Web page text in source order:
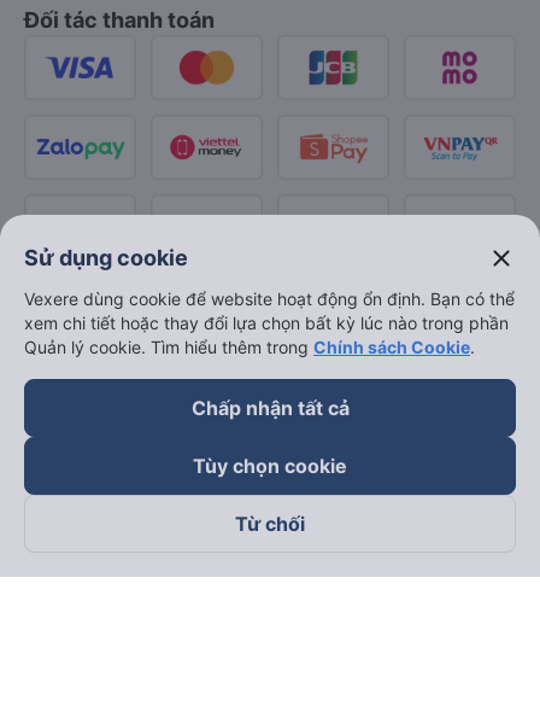
Đối tác thanh toán
Theo dõi chúng tôi trên
Sử dụng cookie close
Vexere dùng cookie để website hoạt động ổn định. Bạn có thể
xem chi tiết hoặc thay đổi lựa chọn bất kỳ lúc nào trong phần
Quản lý cookie. Tìm hiểu thêm trong Chính sách Cookie.
Chấp nhận tất cả
Tùy chọn cookie
Từ chối